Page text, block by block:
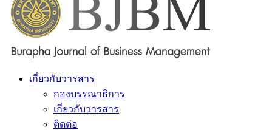
เกี่ยวกับวารสาร
กองบรรณาธิการ
เกี่ยวกับวารสาร
ติดต่อ